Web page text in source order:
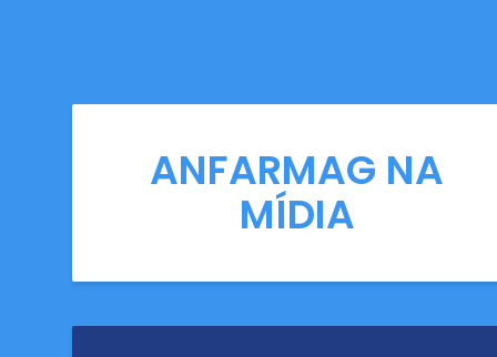
ANFARMAG NA
MÍDIA